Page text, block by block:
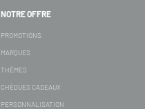
NOTRE OFFRE
PROMOTIONS
MARQUES
THÈMES
CHÈQUES CADEAUX
PERSONNALISATION